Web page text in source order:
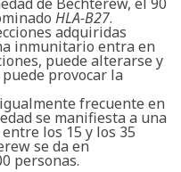
HLA-B27.
adquiridas
inmunitario entra en
puede alterarse y
provocar la
frecuente en
se manifiesta a una
los 15 y los 35
se da en
personas.